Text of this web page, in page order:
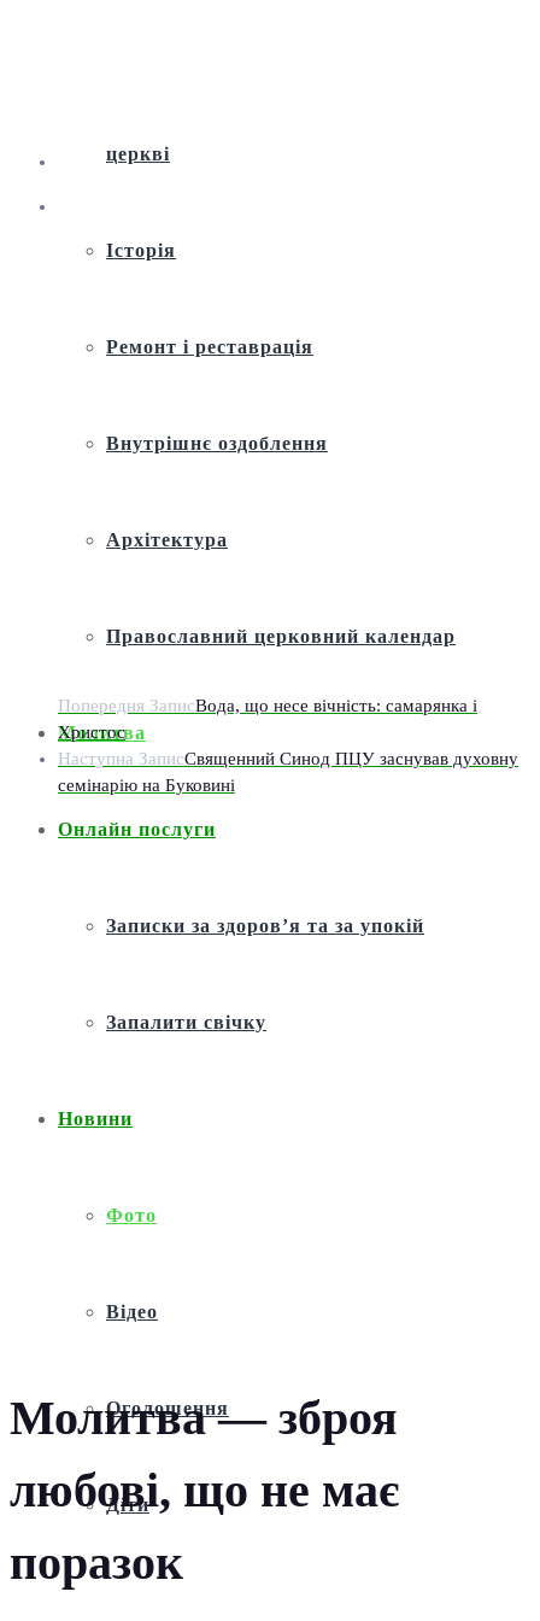
церкві
Історія
Ремонт і реставрація
Внутрішнє оздоблення
Архітектура
Православний церковний календар
Молитва
Онлайн послуги
Записки за здоров’я та за упокій
Запалити свічку
Новини
Фото
Відео
Оголошення
Діти
Молитва — зброя
любові, що не має
поразок
Попередня ЗаписВода, що несе вічність: самарянка і
Христос
Наступна ЗаписСвященний Синод ПЦУ заснував духовну
семінарію на Буковині